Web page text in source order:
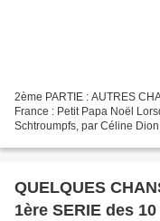
2ème PARTIE : AUTRES
France : Petit Papa Noël
Schtroumpfs, par Céline
QUELQUES CHANSONS DE NOÊL A ECOUTER !
1ère SERIE des